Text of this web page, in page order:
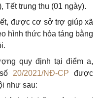
Tết trung thu (01 ngày).
được cơ sở trợ giúp xã
hình thức hỏa táng bằng
quy định tại điểm a,
20/2021/NĐ-CP
được
như sau: